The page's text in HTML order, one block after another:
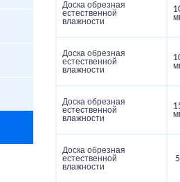
Доска обрезная
естественной
влажности
Доска обрезная
естественной
влажности
Доска обрезная
естественной
влажности
Доска обрезная
естественной
влажности